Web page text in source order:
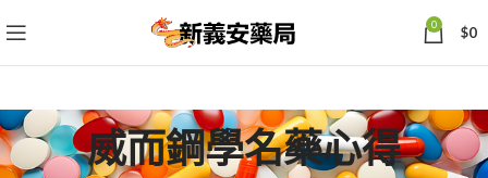
0 $0
威而鋼學名藥心得